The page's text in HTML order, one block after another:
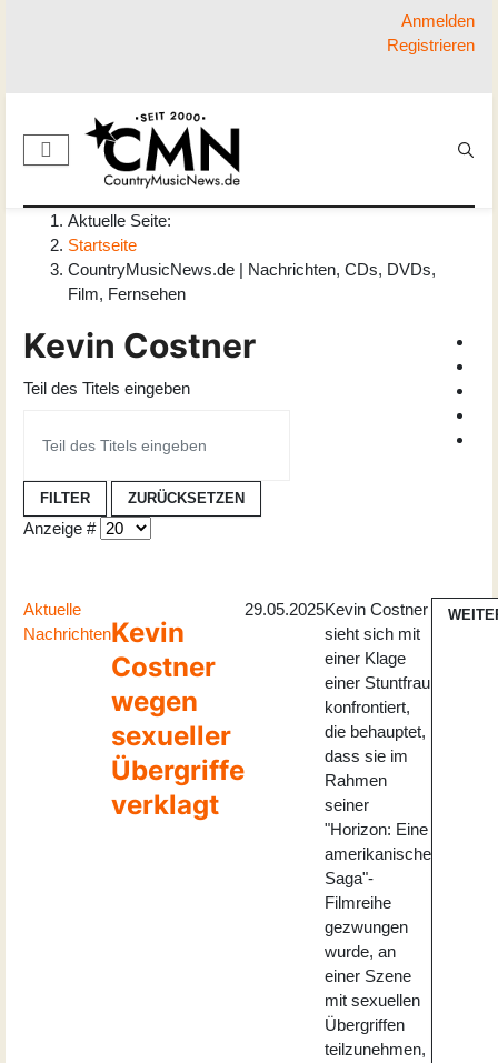
Anmelden
Registrieren
Aktuelle Seite:
Startseite
CountryMusicNews.de | Nachrichten, CDs, DVDs,
Film, Fernsehen
Kevin Costner
Teil des Titels eingeben
FILTER ZURÜCKSETZEN
Anzeige #
Aktuelle
NachrichtenKevin
Costner
wegen
sexueller
Übergriffe
verklagt
29.05.2025Kevin Costner
sieht sich mit
einer Klage
einer Stuntfrau
konfrontiert,
die behauptet,
dass sie im
Rahmen
seiner
"Horizon: Eine
amerikanische
Saga"-
Filmreihe
gezwungen
wurde, an
einer Szene
mit sexuellen
Übergriffen
teilzunehmen,